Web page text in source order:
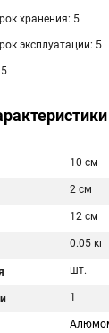
хранения: 5
эксплуатации: 5
10 см
2 см
12 см
0.05 кг
шт.
1